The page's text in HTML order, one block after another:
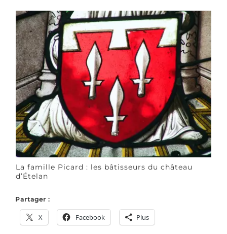
La famille Picard : les bâtisseurs du château
d’Ételan
Partager :
X Facebook Plus